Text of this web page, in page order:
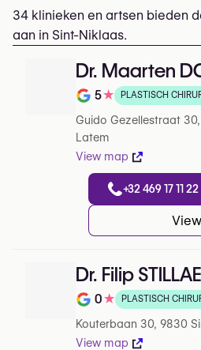
34 klinieken en artsen bieden
aan in Sint-Niklaas.
Dr. Maarten
Note de 5 sur 5 sur
5★ PLASTISCH
Guido Gezellestraat
Latem
View map
+32 469 17 11 22
Dr. Filip
Note de 0 sur 5 sur
0★ PLASTISCH
Kouterbaan 30, 9830
View map